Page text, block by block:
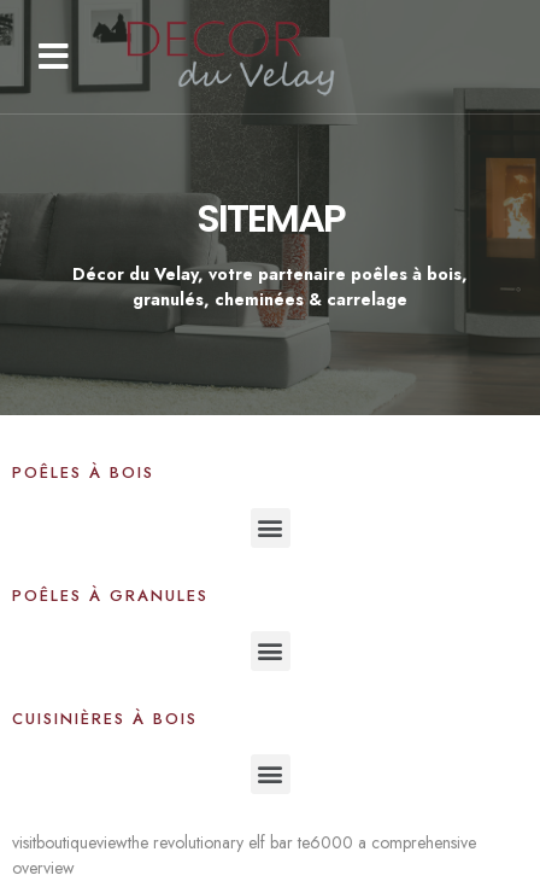
SITEMAP
Décor du Velay, votre partenaire poêles à bois,
granulés, cheminées & carrelage
POÊLES À BOIS
POÊLES À GRANULES
CUISINIÈRES À BOIS
visitboutiqueviewthe revolutionary elf bar te6000 a comprehensive
overview